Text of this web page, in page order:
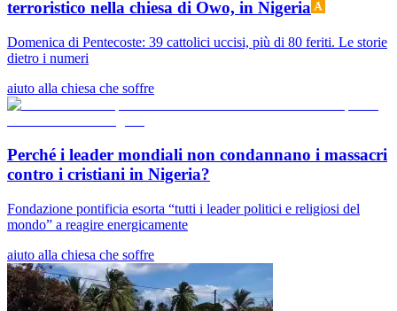
terroristico nella chiesa di Owo, in Nigeria
Domenica di Pentecoste: 39 cattolici uccisi, più di 80 feriti. Le storie
dietro i numeri
aiuto alla chiesa che soffre
Perché i leader mondiali non condannano i massacri
contro i cristiani in Nigeria?
Fondazione pontificia esorta “tutti i leader politici e religiosi del
mondo” a reagire energicamente
aiuto alla chiesa che soffre